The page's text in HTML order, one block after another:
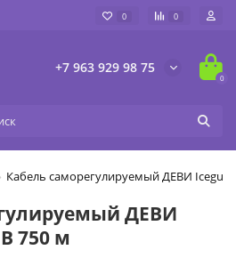
0 0
+7 963 929 98 75
0
Кабель саморегулируемый ДЕВИ
ДЕВИ
750 м